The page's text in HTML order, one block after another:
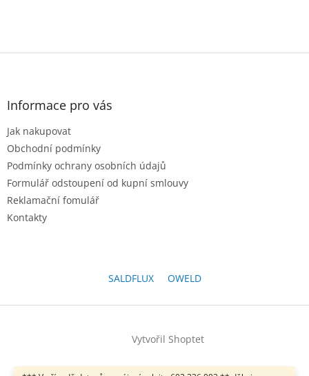
Z
Informace pro vás
Jak nakupovat
Obchodní podmínky
Podmínky ochrany osobních údajů
Formulář odstoupení od kupní smlouvy
Reklamační fomulář
Kontakty
SALDFLUX OWELD
Vytvořil Shoptet